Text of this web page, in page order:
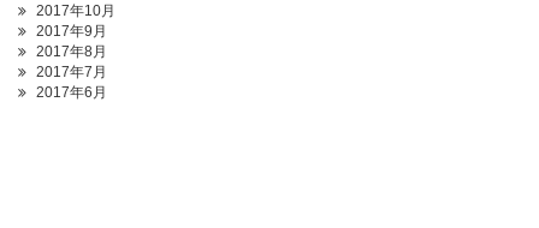
2017年10月
2017年9月
2017年8月
2017年7月
2017年6月